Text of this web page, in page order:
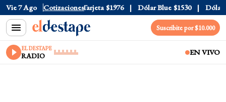
Vie 7 Ago Cotizaciones
$1520 Dólar Tarjeta $1976 Dólar Blue $1530 Dólar
Suscribite por $10.000
EL DESTAPE
RADIO EN VIVO